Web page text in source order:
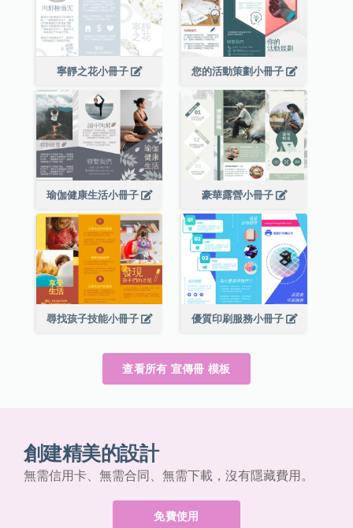
寧靜之花小冊子 您的活動策劃小冊子
瑜伽健康生活小冊子 豪華露營小冊子
尋找孩子技能小冊子 優質印刷服務小冊子
查看所有 宣傳冊 模板
創建精美的設計
無需信用卡、無需合同、無需下載，沒有隱藏費用。
免費使用